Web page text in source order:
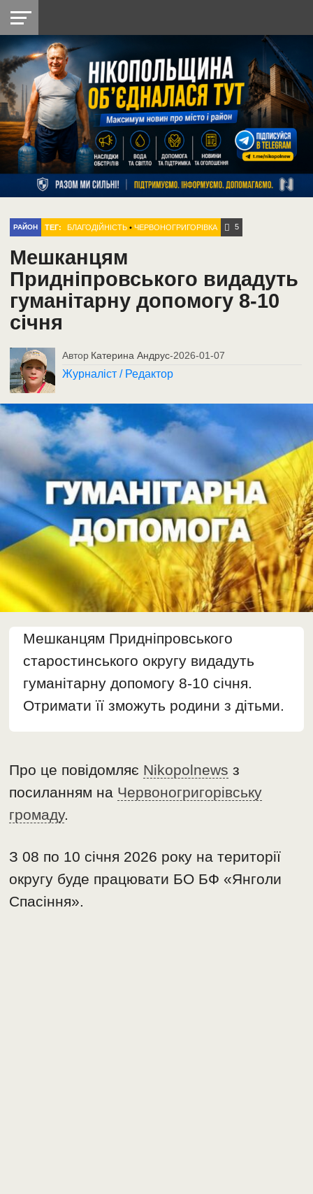
НІКОПОЛЬ
РАЙОН
СІЧЕСЛАВСЬКА
УКРАЇНА
РЕТРО
НІКОПОЛЬ
ЛАЙТ
УКРАЇНА
ДОПОМОГА
РАДІО
РАЙОН ТЕГ: БЛАГОДІЙНІСТЬ •ЧЕРВОНОГРИГОРІВКА 5
Мешканцям
Придніпровського видадуть
гуманітарну допомогу 8-10
січня
Автор Катерина Андрус-2026-01-07
Журналіст / Редактор
Мешканцям Придніпровського
старостинського округу видадуть
гуманітарну допомогу 8-10 січня.
Отримати її зможуть родини з дітьми.
Про це повідомляє Nikopolnews з
посиланням на Червоногригорівську
громаду.
З 08 по 10 січня 2026 року на території
округу буде працювати БО БФ «Янголи
Спасіння».